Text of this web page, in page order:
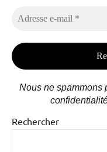
e-
Nous ne spammons
Rechercher